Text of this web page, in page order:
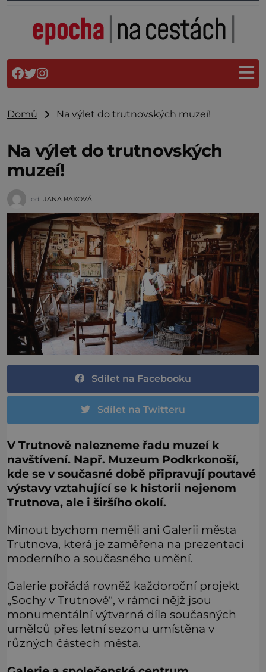
Domů Na výlet do trutnovských muzeí!
Na výlet do trutnovských
muzeí!
od JANA BAXOVÁ
Sdílet na Facebooku
Sdílet na Twitteru
V Trutnově nalezneme řadu muzeí k
navštívení. Např. Muzeum Podkrkonoší,
kde se v současné době připravují poutavé
výstavy vztahující se k historii nejenom
Trutnova, ale i širšího okolí.
Minout bychom neměli ani Galerii města
Trutnova, která je zaměřena na prezentaci
moderního a současného umění.
Galerie pořádá rovněž každoroční projekt
„Sochy v Trutnově“, v rámci nějž jsou
monumentální výtvarná díla současných
umělců přes letní sezonu umístěna v
různých částech města.